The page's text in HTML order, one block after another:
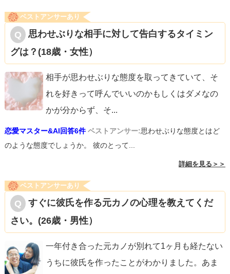
ベストアンサーあり
思わせぶりな相手に対して告白するタイミン
グは？(18歳・女性）
相手が思わせぶりな態度を取ってきていて、そ
れを好きって呼んでいいのかもしくはダメなの
かが分からず、そ...
恋愛マスター&AI回答6件 ベストアンサー:思わせぶりな態度とはど
のような態度でしょうか。 彼のとって...
詳細を見る＞＞
ベストアンサーあり
すぐに彼氏を作る元カノの心理を教えてくだ
さい。(26歳・男性）
一年付き合った元カノが別れて1ヶ月も経たない
うちに彼氏を作ったことがわかりました。あま